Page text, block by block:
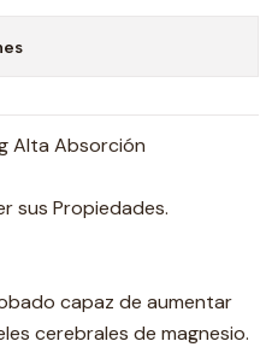
Alta Absorción
sus Propiedades.
capaz de aumentar
cerebrales de magnesio.